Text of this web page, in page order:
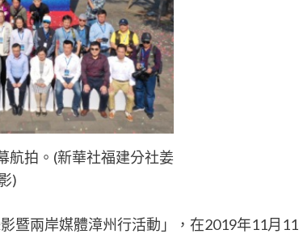
航拍。(新華社福建分社姜
)
暨兩岸媒體漳州行活動 」，在2019年11月11